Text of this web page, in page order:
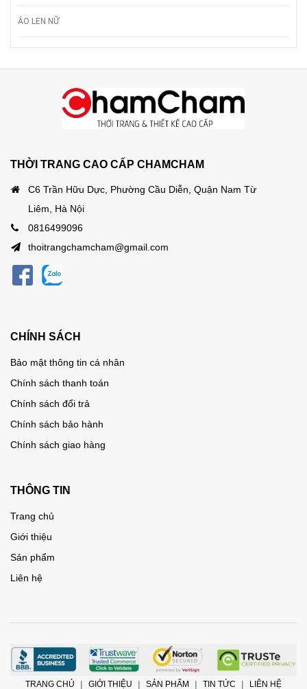
ÁO LEN NỮ
THỜI TRANG CAO CẤP CHAMCHAM
C6 Trần Hữu Dực, Phường Cầu Diễn, Quận Nam Từ
Liêm, Hà Nội
0816499096
thoitrangchamcham@gmail.com
CHÍNH SÁCH
Bảo mật thông tin cá nhân
Chính sách thanh toán
Chính sách đổi trả
Chính sách bảo hành
Chính sách giao hàng
THÔNG TIN
Trang chủ
Giới thiệu
Sản phẩm
Liên hệ
TRANG CHỦ GIỚI THIỆU SẢN PHẨM TIN TỨC LIÊN HỆ